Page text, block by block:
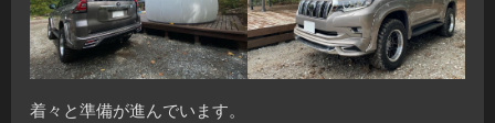
着々と準備が進んでいます。